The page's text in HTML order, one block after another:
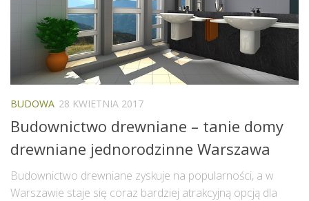
BUDOWA 28 KWIETNIA 2017
Budownictwo drewniane – tanie domy
drewniane jednorodzinne Warszawa
Budownictwo drewniane zyskuje na popularności, a w
Warszawie staje się coraz bardziej atrakcyjną opcją dla